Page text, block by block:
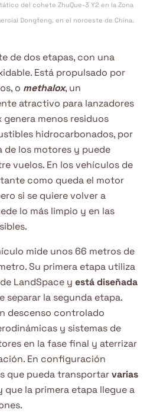
del cohete ZhuQue-3 Y2 en la Zona
Dongfeng, en el noroeste de China.
de dos etapas, con una
Está propulsado por
o methalox, un
atractivo para lanzadores
genera menos residuos
hidrocarbonados, por
de los motores y puede
vuelos. En los vehículos de
como queda el motor
si se quiere volver a
lo más limpio y en las
mide unos 66 metros de
Su primera etapa utiliza
de LandSpace y está diseñada
separar la segunda etapa.
descenso controlado
y sistemas de
en la fase final y aterrizar
En configuración
que pueda transportarvarias
que la primera etapa llegue a